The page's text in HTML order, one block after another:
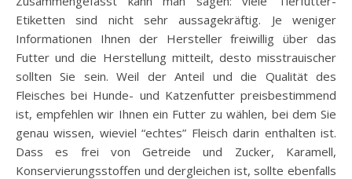
Etiketten sind nicht sehr aussagekräftig. Je weniger
Informationen Ihnen der Hersteller freiwillig über das
Futter und die Herstellung mitteilt, desto misstrauischer
sollten Sie sein. Weil der Anteil und die Qualität des
Fleisches bei Hunde- und Katzenfutter preisbestimmend
ist, empfehlen wir Ihnen ein Futter zu wählen, bei dem Sie
genau wissen, wieviel “echtes” Fleisch darin enthalten ist.
Dass es frei von Getreide und Zucker, Karamell,
Konservierungsstoffen und dergleichen ist, sollte ebenfalls